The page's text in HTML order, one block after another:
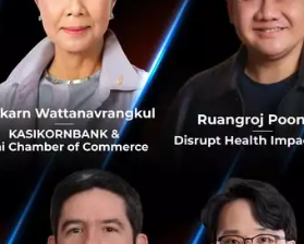
วามยั่งยืนก้าวหน้าขึ้นอย่างเห็นได้
านในทุกกระบวนการ ตั้งแต่การ
พื้นฐานจะทบทวนนโยบายระยะยาว
ร้างพื้นฐานอย่างต่อเนื่อง